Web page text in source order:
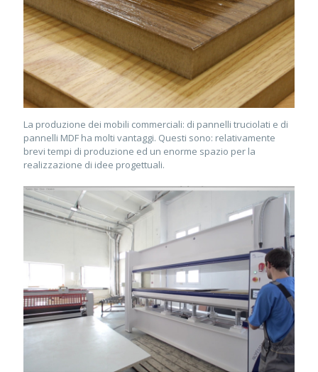
La produzione dei mobili commerciali: di pannelli truciolati e di
pannelli MDF ha molti vantaggi. Questi sono: relativamente
brevi tempi di produzione ed un enorme spazio per la
realizzazione di idee progettuali.